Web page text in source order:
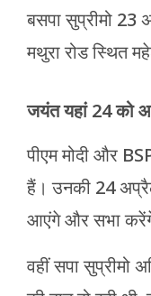
बसपा सुप्रीमो 23
मथुरा रोड स्थित
जयंत यहां 24 को
पीएम मोदी और
हैं। उनकी 24
आएंगे और सभा
वहीं सपा